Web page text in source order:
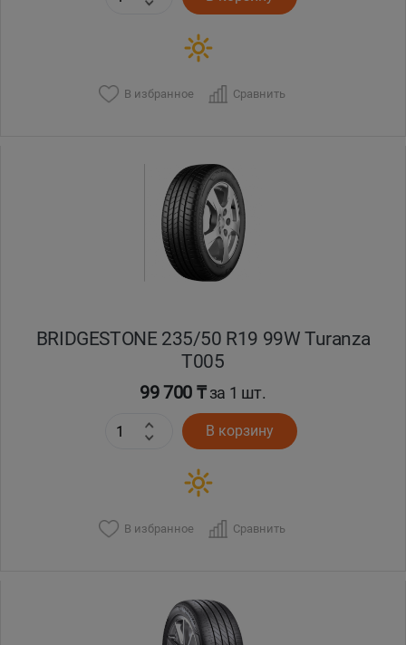
В избранное Сравнить
BRIDGESTONE 235/50 R19 99W Turanza
T005
99 700 ₸за 1 шт.
В корзину
В избранное Сравнить